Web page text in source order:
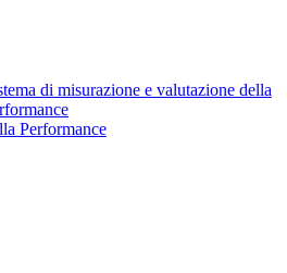
di misurazione e valutazione della
Performance